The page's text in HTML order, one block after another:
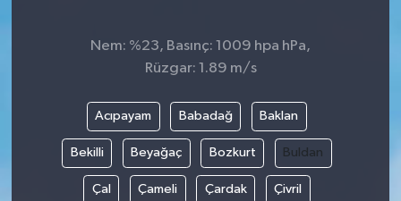
Nem: %23, Basınç: 1009 hpa hPa,
Rüzgar: 1.89 m/s
Acıpayam Babadağ Baklan
Bekilli Beyağaç Bozkurt Buldan
Çal Çameli Çardak Çivril